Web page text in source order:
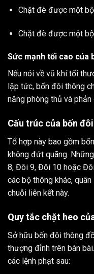
Chặt đè được một
Chặt đè được một
Sức mạnh tối cao của
Nếu nói về vũ khí tối
lập tức, bốn đôi thông
năng phòng thủ và
Cấu trúc của bốn
Tổ hợp này bao gồm
không đứt quãng.
8, Đôi 9, Đôi 10 hoặc
các bộ thông khác,
chuỗi liên kết này.
Quy tắc chặt heo
Sở hữu bốn đôi thông
thượng đỉnh trên bàn
các lệnh phạt sau: